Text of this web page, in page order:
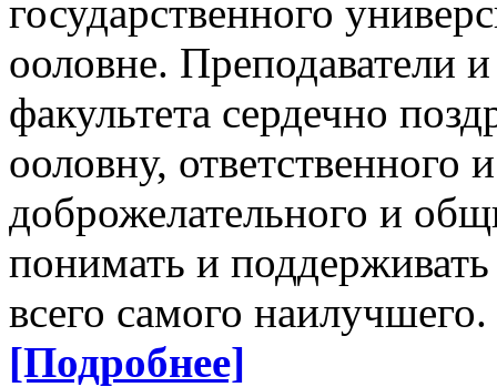
государственного
ооловне. Преподаватели
факультета сердечно
ооловну, ответственного
доброжелательного и
понимать и
всего самого
[Подробнее]